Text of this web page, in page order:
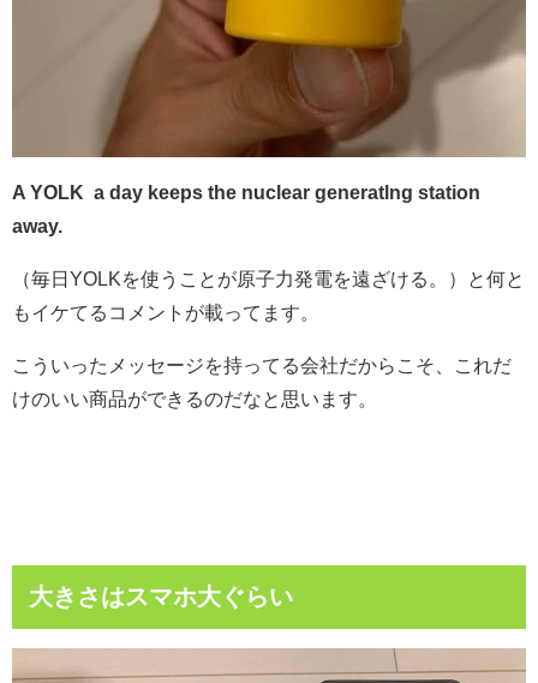
A YOLK a day keeps the nuclear generatlng station
away.
（毎日YOLKを使うことが原子力発電を遠ざける。）と何と
もイケてるコメントが載ってます。
こういったメッセージを持ってる会社だからこそ、これだ
けのいい商品ができるのだなと思います。
大きさはスマホ大ぐらい